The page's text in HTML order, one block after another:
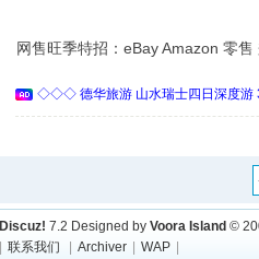
网售旺季特招：eBay Amazon 零
◇◇◇ 德华旅游 山水瑞士四日深度
Discuz! 7.2 Designed by Voora Island ©
联系我们 Archiver WAP